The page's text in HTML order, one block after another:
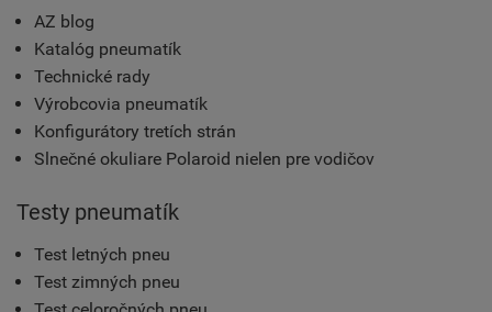
AZ blog
Katalóg pneumatík
Technické rady
Výrobcovia pneumatík
Konfigurátory tretích strán
Slnečné okuliare Polaroid nielen pre vodičov
Testy pneumatík
Test letných pneu
Test zimných pneu